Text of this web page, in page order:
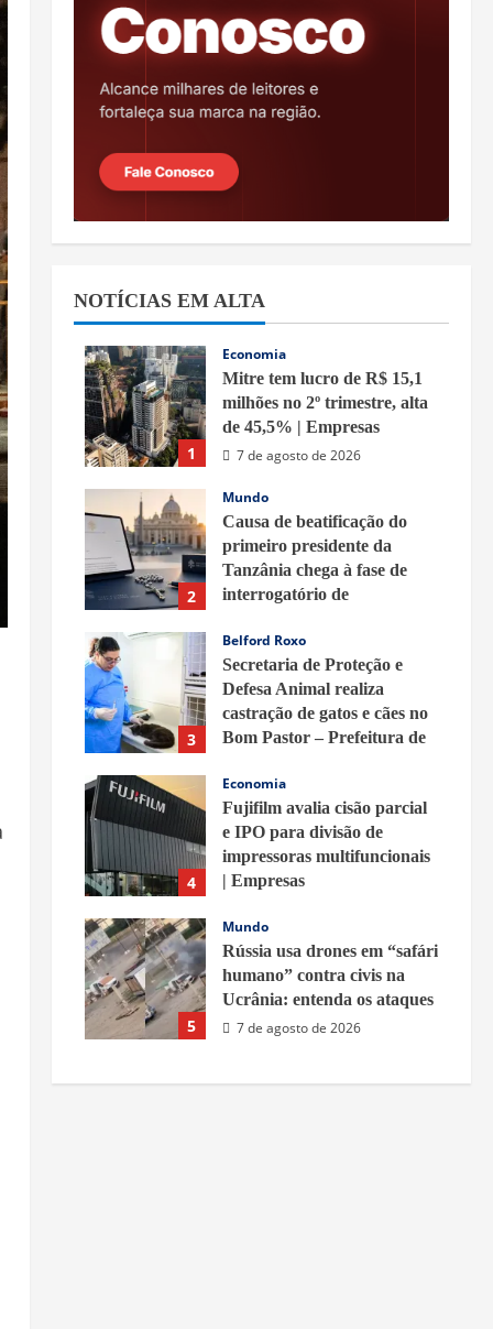
NOTÍCIAS EM ALTA
1
Economia
Mitre tem lucro de R$ 15,1
milhões no 2º trimestre, alta
de 45,5% | Empresas
7 de agosto de 2026
2
Mundo
Causa de beatificação do
primeiro presidente da
Tanzânia chega à fase de
interrogatório de
7 de agosto de 2026
3
Belford Roxo
Secretaria de Proteção e
Defesa Animal realiza
castração de gatos e cães no
Bom Pastor – Prefeitura de
7 de agosto de 2026
4
Economia
Fujifilm avalia cisão parcial
e IPO para divisão de
impressoras multifuncionais
| Empresas
5
Mundo
Rússia usa drones em “safári
humano” contra civis na
Ucrânia: entenda os ataques
7 de agosto de 2026